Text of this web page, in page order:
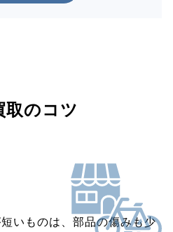
取のコツ
いものは、部品の傷みも少